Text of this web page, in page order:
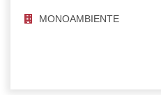
MONOAMBIENTE